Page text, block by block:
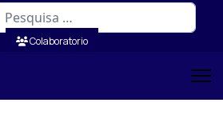
Colaboratorio